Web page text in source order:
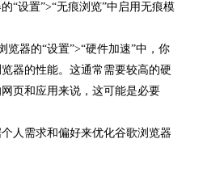
“设置”>“无痕浏览”中启用无痕模
览器的“设置”>“硬件加速”中，你
器的性能。这通常需要较高的硬
页和应用来说，这可能是必要
人需求和偏好来优化谷歌浏览器